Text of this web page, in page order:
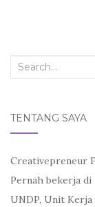
Search
TENTANG SAYA
Creativepreneur
Pernah bekerja di
UNDP, Unit Kerja